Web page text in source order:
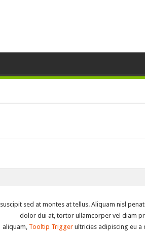
suscipit sed at montes at tellus. Aliquam nisl
dolor dui at, tortor ullamcorper vel diam
aliquam, Tooltip Trigger ultricies adipiscing eu a